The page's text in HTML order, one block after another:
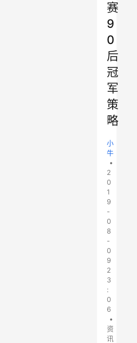
赛
9
0
后
冠
军
策
略
小
牛
•
2
0
1
9
-
0
8
-
0
9
2
3
:
0
6
•
资
讯